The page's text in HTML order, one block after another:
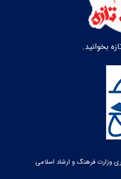
بخوانید.
وزارت فرهنگ و ارشاد اسلامی